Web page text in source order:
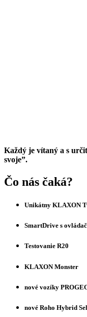
Každý je vítaný a s
svoje”.
Čo nás čaká?
Unikátny KLAXON
SmartDrive s
Testovanie R20
KLAXON Monster
nové vozíky
nové Roho Hybrid